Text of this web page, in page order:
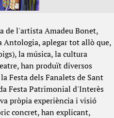
de l'artista Amadeu Bonet,
Antologia, aplegar tot allò que,
la música, la cultura
han produït diversos
Festa dels Fanalets de Sant
Festa Patrimonial d'Interès
pròpia experiència i visió
concret, han explicant,